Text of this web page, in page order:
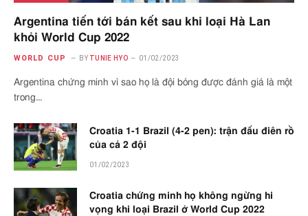
Argentina tiến tới bán kết sau khi loại Hà Lan
khỏi World Cup 2022
WORLD CUP BY TUNIE HYO 01/02/2023
Argentina chứng minh vì sao họ là đội bóng được đánh giá là một
trong…
Croatia 1-1 Brazil (4-2 pen): trận đấu điên rồ
của cả 2 đội
01/02/2023
Croatia chứng minh họ không ngừng hi
vọng khi loại Brazil ở World Cup 2022